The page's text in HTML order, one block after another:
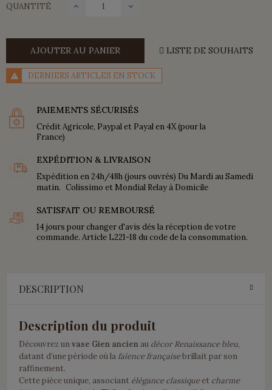
QUANTITÉ
AJOUTER AU PANIER LISTE DE SOUHAITS
DERNIERS ARTICLES EN STOCK
PAIEMENTS SÉCURISÉS
Crédit Agricole, Paypal et Payal en 4X (pour la
France)
EXPÉDITION & LIVRAISON
Expédition en 24h/48h (jours ouvrés) Du Mardi au Samedi
matin. Colissimo et Mondial Relay à Domicile
SATISFAIT OU REMBOURSÉ
14 jours pour changer d'avis dés la réception de votre
commande. Article L221-18 du code de la consommation.
DESCRIPTION
Description du produit
Découvrez unvase Gien ancien au décor Renaissance bleu,
datant d’une période où la faïence françaisebrillait par son
raffinement.
Cette pièce unique, associant élégance classiqueet charme